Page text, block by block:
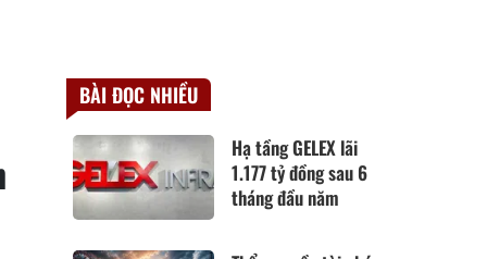
BÀI ĐỌC NHIỀU
Hạ tầng GELEX lãi
1.177 tỷ đồng sau 6
tháng đầu năm